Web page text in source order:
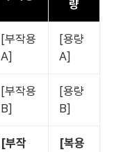
량
[부작용
A]
[용량
A]
[부작용
B]
[용량
B]
[부작
[복용